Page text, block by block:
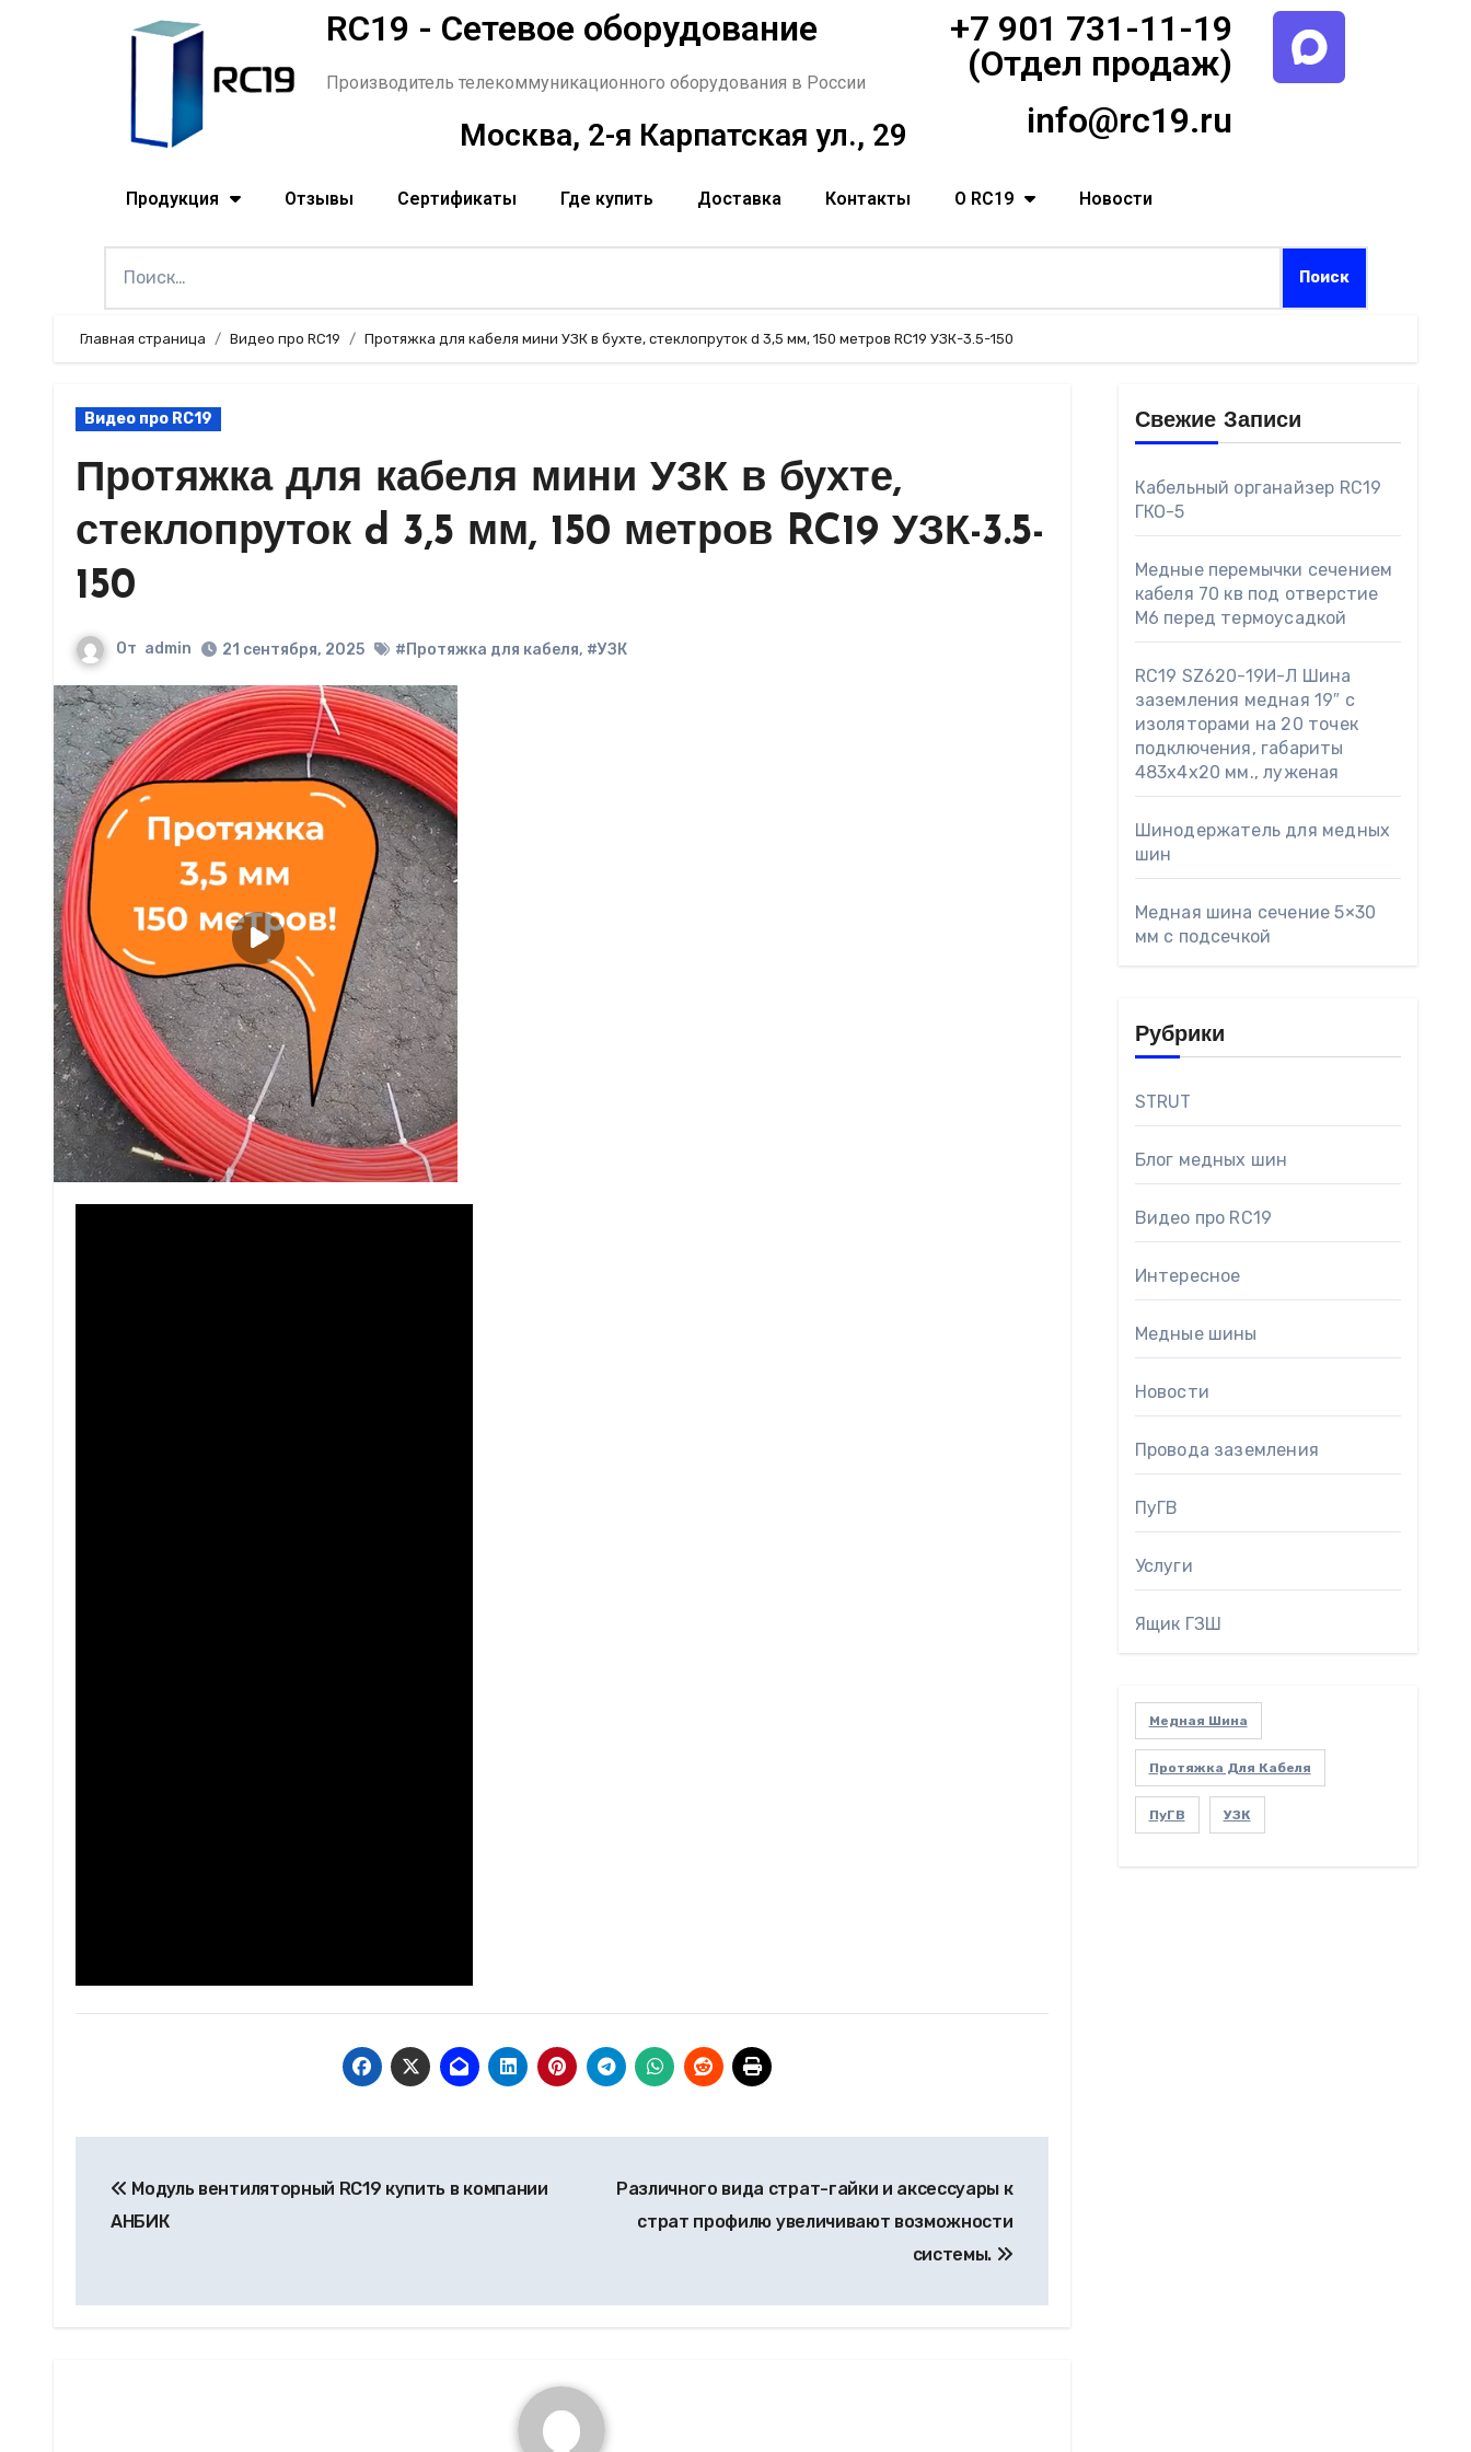
RC19 - Сетевое оборудование
Производитель телекоммуникационного оборудования в России
Москва, 2-я Карпатская ул., 29
+7 901 731-11-19
(Отдел продаж)
info@rc19.ru
Продукция Отзывы Сертификаты Где купить Доставка Контакты О RC19 Новости
Главная страница Видео про RC19 Протяжка для кабеля мини УЗК в бухте, стеклопруток d 3,5 мм, 150 метров RC19 УЗК-3.5-150
Видео про RC19
Протяжка для кабеля мини УЗК в бухте,
стеклопруток d 3,5 мм, 150 метров RC19 УЗК-3.5-
150
От admin 21 сентября, 2025 #Протяжка для кабеля, #УЗК
Модуль вентиляторный RC19 купить в компании
АНБИК
Различного вида страт-гайки и аксессуары к
страт профилю увеличивают возможности
системы.
Свежие Записи
Кабельный органайзер RC19
ГКО-5
Медные перемычки сечением
кабеля 70 кв под отверстие
М6 перед термоусадкой
RC19 SZ620-19И-Л Шина
заземления медная 19″ с
изоляторами на 20 точек
подключения, габариты
483х4х20 мм., луженая
Шинодержатель для медных
шин
Медная шина сечение 5×30
мм с подсечкой
Рубрики
STRUT
Блог медных шин
Видео про RC19
Интересное
Медные шины
Новости
Провода заземления
ПуГВ
Услуги
Ящик ГЗШ
Медная Шина
Протяжка Для Кабеля
ПуГВ УЗК